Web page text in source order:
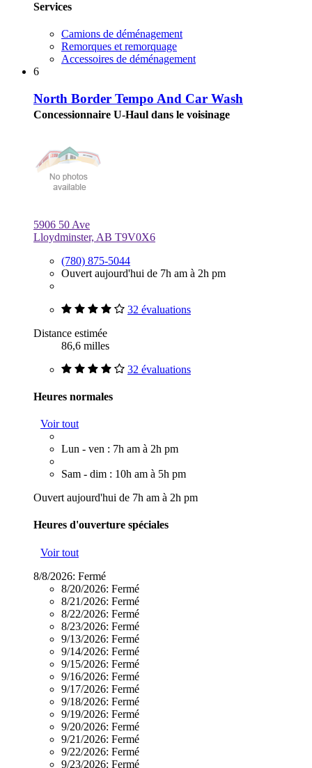
Services
Camions de déménagement
Remorques et remorquage
Accessoires de déménagement
6
North Border Tempo And Car Wash
Concessionnaire U-Haul dans le voisinage
5906 50 Ave
Lloydminster, AB T9V0X6
(780) 875-5044
Ouvert aujourd'hui de 7h am à 2h pm
32 évaluations
Distance estimée
86,6 milles
32 évaluations
Heures normales
Voir tout
Lun - ven : 7h am à 2h pm
Sam - dim : 10h am à 5h pm
Ouvert aujourd'hui de 7h am à 2h pm
Heures d'ouverture spéciales
Voir tout
8/8/2026: Fermé
8/20/2026: Fermé
8/21/2026: Fermé
8/22/2026: Fermé
8/23/2026: Fermé
9/13/2026: Fermé
9/14/2026: Fermé
9/15/2026: Fermé
9/16/2026: Fermé
9/17/2026: Fermé
9/18/2026: Fermé
9/19/2026: Fermé
9/20/2026: Fermé
9/21/2026: Fermé
9/22/2026: Fermé
9/23/2026: Fermé